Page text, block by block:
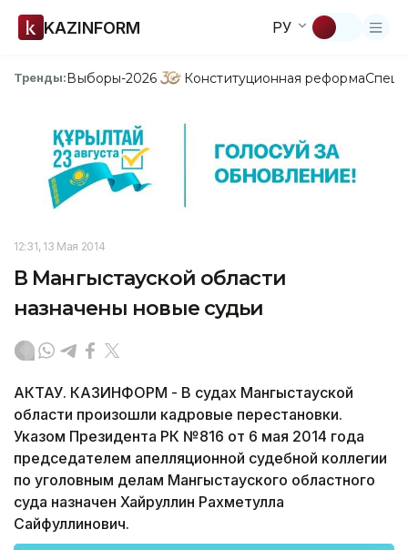
KAZINFORM РУ
Тренды:Выборы-2026 Конституционная реформа
12:31, 13 Мая 2014
В Мангыстауской области
назначены новые судьи
АКТАУ. КАЗИНФОРМ - В судах Мангыстауской
области произошли кадровые перестановки.
Указом Президента РК №816 от 6 мая 2014 года
председателем апелляционной судебной коллегии
по уголовным делам Мангыстауского областного
суда назначен Хайруллин Рахметулла
Сайфуллинович.